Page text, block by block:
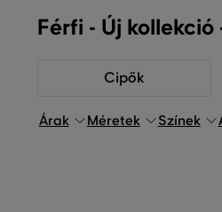
Férfi - Új
Cipők
Árak Méretek Színek